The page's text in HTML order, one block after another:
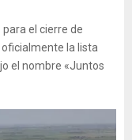
el cierre de
la lista
el nombre «Juntos